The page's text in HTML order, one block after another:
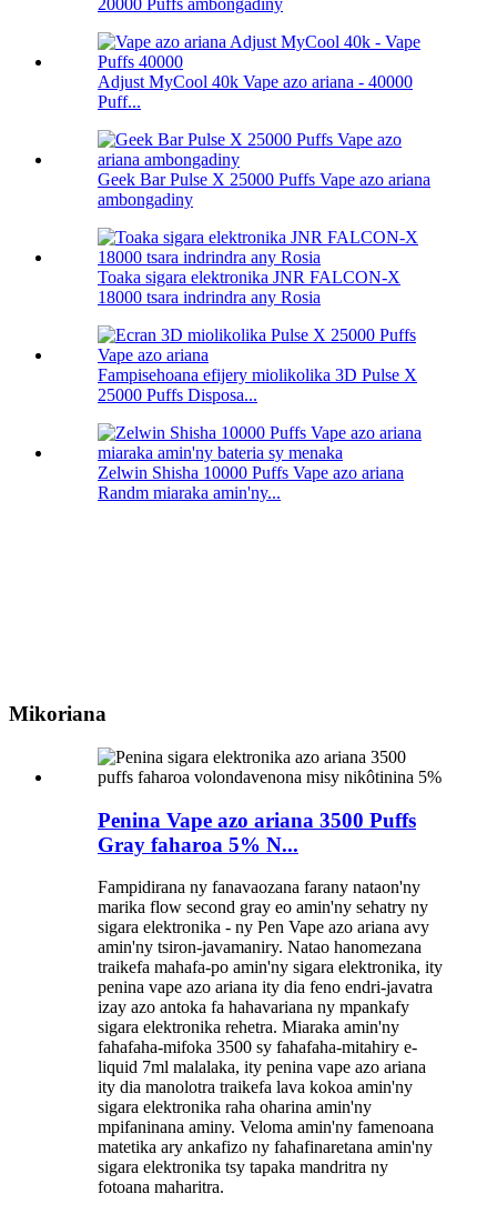
20000 Puffs ambongadiny
Adjust MyCool 40k Vape azo ariana - 40000
Puff...
Geek Bar Pulse X 25000 Puffs Vape azo ariana
ambongadiny
Toaka sigara elektronika JNR FALCON-X
18000 tsara indrindra any Rosia
Fampisehoana efijery miolikolika 3D Pulse X
25000 Puffs Disposa...
Zelwin Shisha 10000 Puffs Vape azo ariana
Randm miaraka amin'ny...
Mikoriana
Penina Vape azo ariana 3500 Puffs
Gray faharoa 5% N...
Fampidirana ny fanavaozana farany nataon'ny
marika flow second gray eo amin'ny sehatry ny
sigara elektronika - ny Pen Vape azo ariana avy
amin'ny tsiron-javamaniry. Natao hanomezana
traikefa mahafa-po amin'ny sigara elektronika, ity
penina vape azo ariana ity dia feno endri-javatra
izay azo antoka fa hahavariana ny mpankafy
sigara elektronika rehetra. Miaraka amin'ny
fahafaha-mifoka 3500 sy fahafaha-mitahiry e-
liquid 7ml malalaka, ity penina vape azo ariana
ity dia manolotra traikefa lava kokoa amin'ny
sigara elektronika raha oharina amin'ny
mpifaninana aminy. Veloma amin'ny famenoana
matetika ary ankafizo ny fahafinaretana amin'ny
sigara elektronika tsy tapaka mandritra ny
fotoana maharitra.